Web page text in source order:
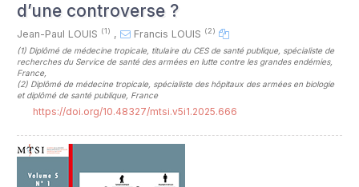
d’une controverse ?
Jean-Paul LOUIS (1) , Francis LOUIS (2)
(1) Diplômé de médecine tropicale, titulaire du CES de santé publique, spécialiste de
recherches du Service de santé des armées en lutte contre les grandes endémies,
France,
(2) Diplômé de médecine tropicale, spécialiste des hôpitaux des armées en biologie
et diplômé de santé publique, France
https://doi.org/10.48327/mtsi.v5i1.2025.666